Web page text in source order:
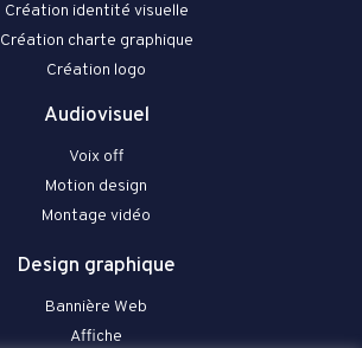
Création identité visuelle
Création charte graphique
Création logo
Audiovisuel
Voix off
Motion design
Montage vidéo
Design graphique
Bannière Web
Affiche